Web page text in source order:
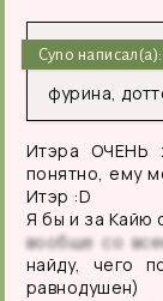
Cyno написал(а):
фурина,
ИтэраОЧЕНЬ
понятно, ему
Итэр :D
Я бы и за Кайю
вообще со
найду, чего
равнодушен)